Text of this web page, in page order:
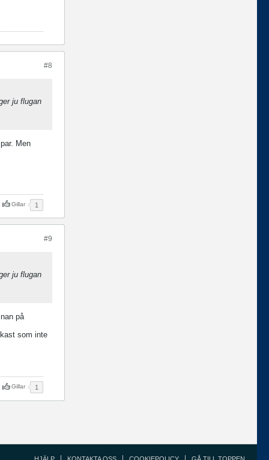
#8
ju flugan
Men
Gillar 1
#9
ju flugan
på
som inte
Gillar 1